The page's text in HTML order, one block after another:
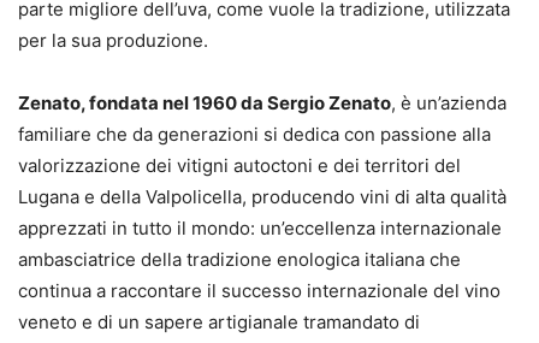
parte migliore dell’uva, come vuole la tradizione, utilizzata
per la sua produzione.
Zenato, fondata nel 1960 da Sergio Zenato, è un’azienda
familiare che da generazioni si dedica con passione alla
valorizzazione dei vitigni autoctoni e dei territori del
Lugana e della Valpolicella, producendo vini di alta qualità
apprezzati in tutto il mondo: un’eccellenza internazionale
ambasciatrice della tradizione enologica italiana che
continua a raccontare il successo internazionale del vino
veneto e di un sapere artigianale tramandato di